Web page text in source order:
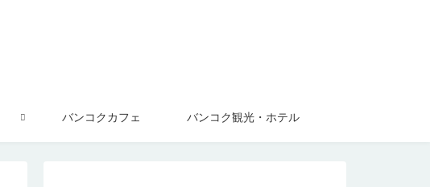
バンコクカフェ バンコク観光・ホテル